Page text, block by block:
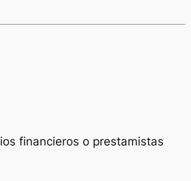
financieros o prestamistas